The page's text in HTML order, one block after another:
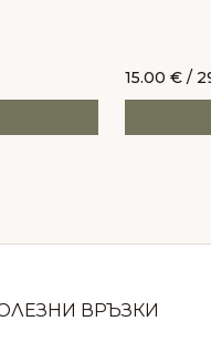
15.00 €/
ВРЪЗКИ